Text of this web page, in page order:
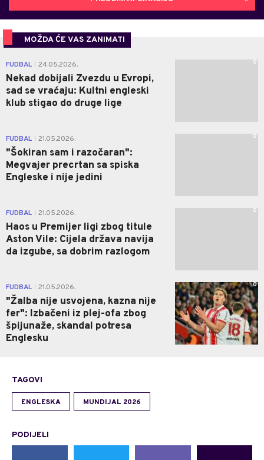
MOŽDA ĆE VAS ZANIMATI
FUDBAL 24.05.2026.
Nekad dobijali Zvezdu u Evropi,
sad se vraćaju: Kultni engleski
klub stigao do druge lige
0
FUDBAL 21.05.2026.
"Šokiran sam i razočaran":
Megvajer precrtan sa spiska
Engleske i nije jedini
0
FUDBAL 21.05.2026.
Haos u Premijer ligi zbog titule
Aston Vile: Cijela država navija
da izgube, sa dobrim razlogom
0
FUDBAL 21.05.2026.
"Žalba nije usvojena, kazna nije
fer": Izbačeni iz plej-ofa zbog
špijunaže, skandal potresa
Englesku
0
TAGOVI
ENGLESKA MUNDIJAL 2026
PODIJELI